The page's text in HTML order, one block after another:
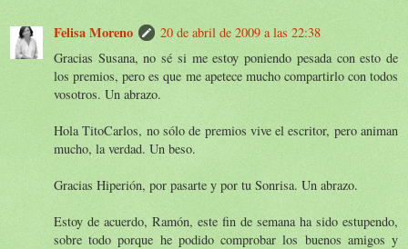
Felisa Moreno
20 de abril de 2009 a las 22:38
Gracias Susana, no sé si me estoy poniendo pesada con esto de
los premios, pero es que me apetece mucho compartirlo con todos
vosotros. Un abrazo.
Hola TitoCarlos, no sólo de premios vive el escritor, pero animan
mucho, la verdad. Un beso.
Gracias Hiperión, por pasarte y por tu Sonrisa. Un abrazo.
Estoy de acuerdo, Ramón, este fin de semana ha sido estupendo,
sobre todo porque he podido comprobar los buenos amigos y